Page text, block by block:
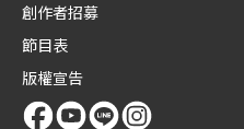
創作者招募
節目表
版權宣告